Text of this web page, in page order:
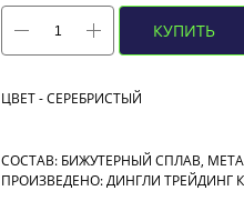
КУПИТЬ
ЦВЕТ - СЕРЕБРИСТЫЙ
СОСТАВ: БИЖУТЕРНЫЙ СПЛАВ,
ПРОИЗВЕДЕНО: ДИНГЛИ ТРЕЙДИНГ